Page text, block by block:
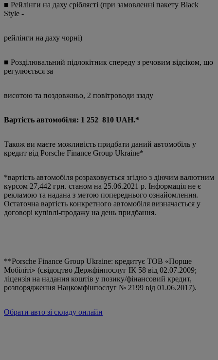
■ Рейлінги на даху сріблясті (при замовленні пакету Black
Style -
рейлінги на даху чорні)
■ Розділювальний підлокітник спереду з речовим відсіком, що
регулюється за
висотою та поздовжньо, 2 повітроводи ззаду
Вартість автомобіля: 1 252 810 UAH.*
Також ви маєте можливість придбати даний автомобіль у
кредит від Porsche Finance Group Ukraine*
*вартість автомобіля розраховується згідно з діючим валютним
курсом 27,442 грн. станом на 25.06.2021 р. Інформація не є
рекламою та надана з метою попереднього ознайомлення.
Остаточна вартість конкретного автомобіля визначається у
договорі купівлі-продажу на день придбання.
**Porsche Finance Group Ukraine: кредитує ТОВ «Порше
Мобіліті» (свідоцтво Держфінпослуг ІК 58 від 02.07.2009;
ліцензія на надання коштів у позику/фінансовий кредит,
розпорядження Нацкомфінпослуг № 2199 від 01.06.2017).
Обрати авто зі складу онлайн